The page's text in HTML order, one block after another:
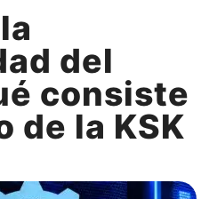
del
consiste
de la KSK